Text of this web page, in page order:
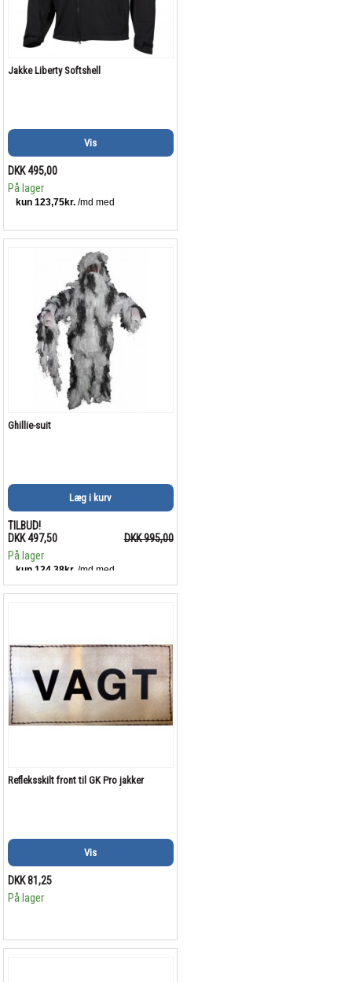
Jakke Liberty Softshell
Vis
DKK 495,00
På lager
Ghillie-suit
Læg i kurv
TILBUD!
DKK 497,50
DKK 995,00
På lager
Refleksskilt front til GK Pro jakker
Vis
DKK 81,25
På lager